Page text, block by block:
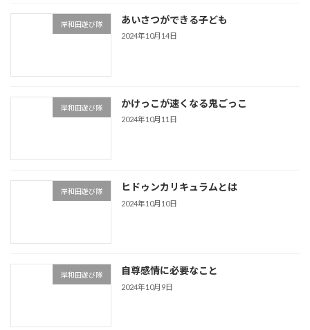
岸和田遊び隊 あいさつができる子ども
2024年10月14日
岸和田遊び隊 かけっこが速くなる鬼ごっこ
2024年10月11日
岸和田遊び隊 ヒドゥンカリキュラムとは
2024年10月10日
岸和田遊び隊 自尊感情に必要なこと
2024年10月9日